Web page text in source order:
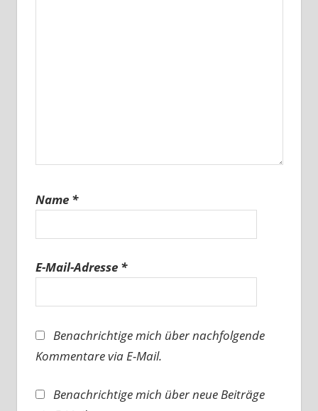
Name *
E-Mail-Adresse *
Benachrichtige mich über nachfolgende
Kommentare via E-Mail.
Benachrichtige mich über neue Beiträge